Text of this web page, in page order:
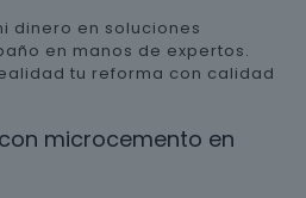
dinero en soluciones
en manos de expertos.
tu reforma con calidad
microcemento en